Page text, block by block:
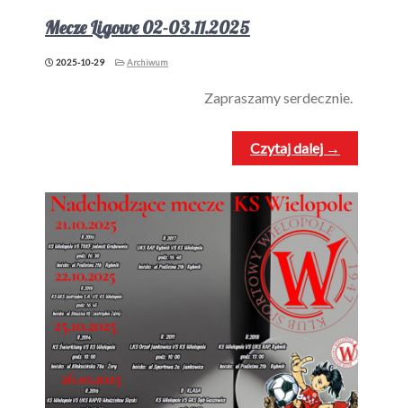
Mecze Ligowe 02-03.11.2025
2025-10-29 Archiwum
Zapraszamy serdecznie.
Czytaj dalej →